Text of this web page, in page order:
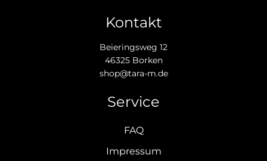
Kontakt
Beieringsweg 12
46325 Borken
shop@tara-m.de
Service
FAQ
Impressum